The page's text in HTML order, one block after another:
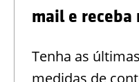
mail e receba
Tenha as
medidas de